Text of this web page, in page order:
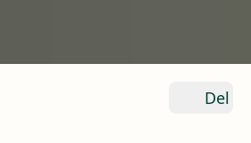
Del